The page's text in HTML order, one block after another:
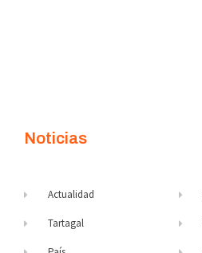
Noticias
Actualidad
Tartagal